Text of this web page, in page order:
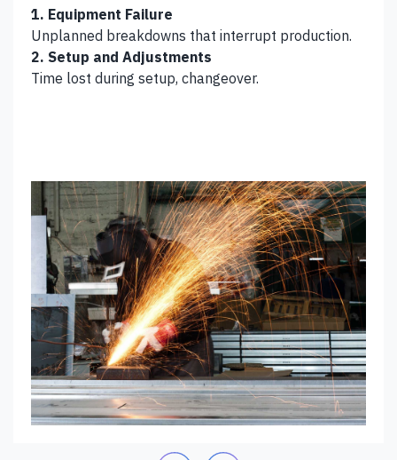
1. Equipment Failure
Unplanned breakdowns that interrupt production.
2. Setup and Adjustments
Time lost during setup, changeover.